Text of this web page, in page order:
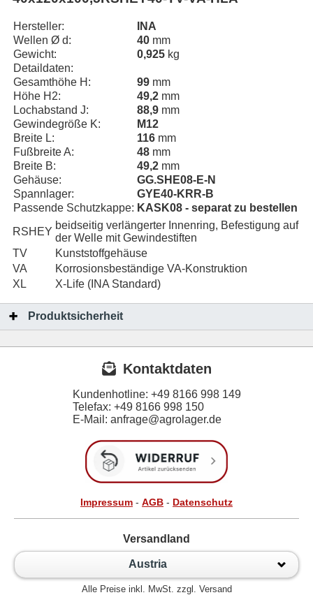
Hersteller:
INA
Wellen Ø d:
40 mm
Gewicht:
0,925 kg
Detaildaten:
Gesamthöhe H:
99 mm
Höhe H2:
49,2 mm
Lochabstand J:
88,9 mm
Gewindegröße K:
M12
Breite L:
116 mm
Fußbreite A:
48 mm
Breite B:
49,2 mm
Gehäuse:
GG.SHE08-E-N
Spannlager:
GYE40-KRR-B
Passende Schutzkappe: KASK08 - separat zu bestellen
RSHEY
beidseitig verlängerter Innenring, Befestigung auf
der Welle mit Gewindestiften
TV
Kunststoffgehäuse
VA
Korrosionsbeständige VA-Konstruktion
XL
X-Life (INA Standard)
Produktsicherheit
Kontaktdaten
Kundenhotline: +49 8166 998 149
Telefax: +49 8166 998 150
E-Mail: anfrage@agrolager.de
Impressum - AGB - Datenschutz
Versandland
Austria
Alle Preise inkl. MwSt. zzgl. Versand